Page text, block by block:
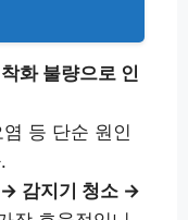
착화 불량으로 인
등 단순 원인
→ 감지기 청소 →